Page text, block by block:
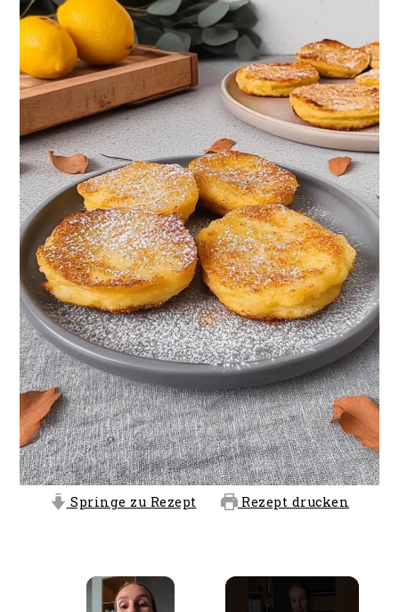
Springe zu Rezept Rezept drucken
×